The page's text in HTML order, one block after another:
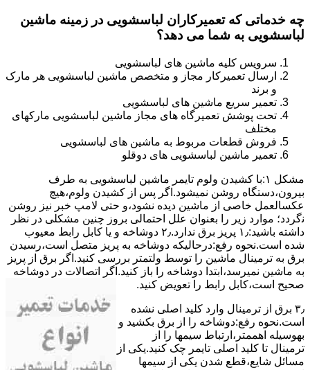
چه خدماتی که تعمیرکاران لباسشویی در زمینه ماشین
لباسشویی به شما می دهد؟
سرویس کلیه ماشین های لباسشویی
ارسال تعمیرکار مجاز و متخصص ماشین لباسشویی هر مارک
و برند
تعمیر سریع ماشین های لباسشویی
تحت پوشش تعمیرگاه های مجاز ماشین لباسشویی مارکهای
مختلف
فروش قطعات مربوط به ماشین های لباسشویی
تعمیر ماشین لباسشویی های دوقلو
مشکل ۱:ﺑﺎ ﮐﺸﯿﺪن وﻟﻮم ﺗﺎﯾﻤﺮ ماشین لباسشویی به طرف
ﺑﯿﺮون،دستگاه روﺷﻦ نمیشود.اﮔﺮ ﭘﺲ از ﮐﺸﯿﺪن وﻟﻮم،ﻫﯿﭻ
عکسالعمل ﺧﺎﺻﯽ از ﻣﺎﺷﯿﻦ دﯾﺪه نشود،و حتی ﻻﻣﭗ ﺧﺒﺮ ﻧﯿﺰ روﺷﻦ
ﻧگردد؛ موارد زیر را بعنوان ﻋﻠﻞ احتمالی بروز چنین مشکلی در نظر
داشته باشید:۱٫ ﭘﺮﯾﺰ ﺑﺮق ﻧﺪارد.۲٫ دوﺷﺎﺧﻪ و ﯾﺎ ﮐﺎﺑﻞ راﺑﻂ ﻣﻌﯿﻮب
ﺷﺪه است.نحوه رفع:درحالیکه دوﺷﺎﺧﻪ ﺑﻪ ﭘﺮﯾﺰ ﻣﺘﺼﻞ اﺳﺖ،رﺳﯿﺪن
ﺑﺮق ﺑﻪ ﺗﺮﻣﯿﻨﺎل ﻣﺎﺷﯿﻦ را ﺗﻮﺳﻂ ولتمتر بررسی ﮐﻨﯿﺪ.اﮔﺮ ﺑﺮق از ﭘﺮﯾﺰ
ﺑﻪ ﻣﺎﺷﯿﻦ نمیرسد،اﺑﺘﺪا دوشاخه را باز کنید.اﮔﺮ اﺗﺼﺎﻻت در دوشاخه
ﺻﺤﯿﺢ اﺳﺖ،ﮐﺎﺑﻞ راﺑﻂ را ﺗﻌﻮﯾﺾ کنید.
۳٫ ﺑﺮق از ﺗﺮﻣﯿﻨﺎل وارد ﮐﻠﯿﺪ اﺻﻠﯽ ﻧﺸﺪه
است.نحوه رﻓﻊ:دوشاخه را از ﺑﺮق بکشید و
بهوسیله اهممتر،ارﺗﺒﺎط سیمها را از
ﺗﺮﻣﯿﻨﺎل ﺗﺎ ﮐﻠﯿﺪ اﺻﻠﯽ ﺗﺎﯾﻤﺮ چک کنید.یکی از
مسائل شایع،ﻗﻄﻊ شدن ﯾﮑﯽ از سیمها